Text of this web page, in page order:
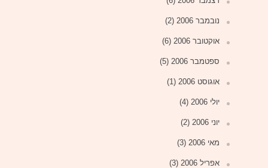
נובמבר 2006 (2)
אוקטובר 2006 (6)
ספטמבר 2006 (5)
אוגוסט 2006 (1)
יולי 2006 (4)
יוני 2006 (2)
מאי 2006 (3)
אפריל 2006 (3)